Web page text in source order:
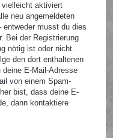
aktiviert
neu angemeldeten
entweder musst du dies
Bei der Registrierung
nötig ist oder nicht.
den dort enthaltenen
E-Mail-Adresse
von einem Spam-
bist, dass deine E-
dann kontaktiere